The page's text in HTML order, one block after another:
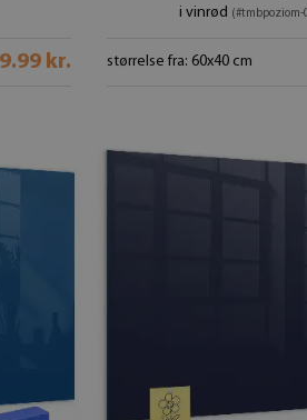
kr.
i vinrød (#tmbpoziom-
størrelse fra: 60x40 cm